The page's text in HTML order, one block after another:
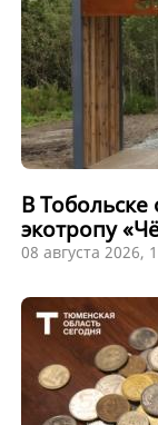
В
экотропу
08 августа 2026,